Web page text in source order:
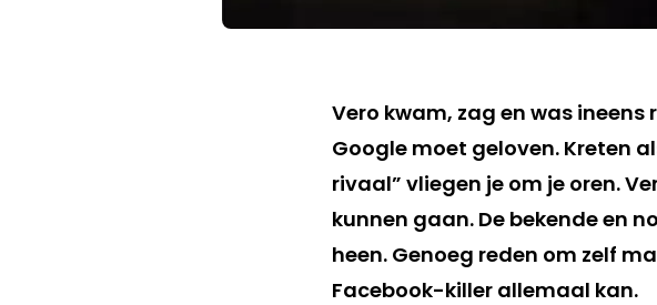
Vero kwam, zag en was
Google moet geloven. Kreten
rivaal” vliegen je om je oren.
kunnen gaan. De bekende en
heen. Genoeg reden om zelf
Facebook-killer allemaal kan.